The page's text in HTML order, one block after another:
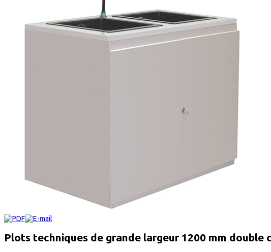
Plots techniques de grande largeur 1200 mm double